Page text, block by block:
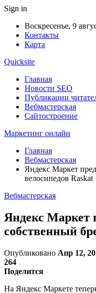
Sign in
Воскресенье, 9
Контакты
Карта
Quicksite
Главная
Новости SEO
Публикации
Вебмастерская
Сайтостроение
Маркетинг онлайн
Главная
Вебмастерская
Яндекс Маркет
велосипедов Raskat
Вебмастерская
Яндекс Маркет
собственный
Опубликовано Апр 12,
264
Поделится
На Яндекс Маркете